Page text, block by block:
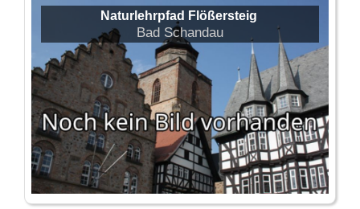
Naturlehrpfad Flößersteig
Bad Schandau